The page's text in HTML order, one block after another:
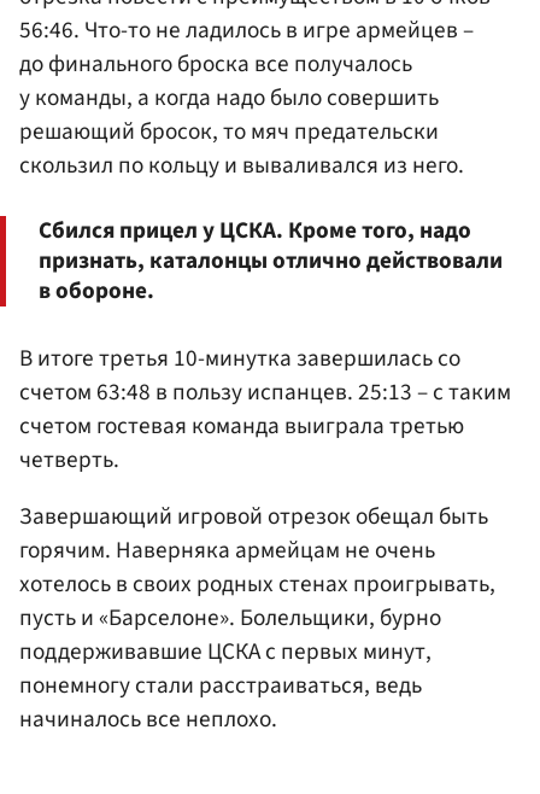
56:46. Что-то не ладилось в игре армейцев –
до финального броска все получалось
у команды, а когда надо было совершить
решающий бросок, то мяч предательски
скользил по кольцу и вываливался из него.
Сбился прицел у ЦСКА. Кроме того, надо
признать, каталонцы отлично действовали
в обороне.
В итоге третья 10-минутка завершилась со
счетом 63:48 в пользу испанцев. 25:13 – с таким
счетом гостевая команда выиграла третью
четверть.
Завершающий игровой отрезок обещал быть
горячим. Наверняка армейцам не очень
хотелось в своих родных стенах проигрывать,
пусть и «Барселоне». Болельщики, бурно
поддерживавшие ЦСКА с первых минут,
понемногу стали расстраиваться, ведь
начиналось все неплохо.